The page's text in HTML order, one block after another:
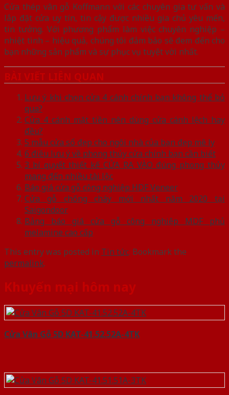
Cửa thép vân gỗ Koffmann với các chuyên gia tư vấn và
lắp đặt cửa uy tín, tin cậy được nhiều gia chủ yêu mến,
tin tưởng. Với phương phẩm làm việc chuyên nghiệp –
nhiệt tình – hiệu quả, chúng tôi đảm bảo sẽ đem đến cho
bạn những sản phẩm và sự phục vụ tuyệt vời nhất.
BÀI VIẾT LIÊN QUAN
Lưu ý khi chọn cửa 4 cánh chính bạn không thể bỏ
qua?
Cửa 4 cánh mặt tiền nên dùng cửa cánh lệch hay
đều?
5 mẫu cửa sổ đẹp cho ngôi nhà của bạn đẹp mê ly
6 điều lưu ý về phong thủy cửa chính bạn cần biết
3 bí quyết thiết kế CỬA RA VÀO đúng phong thủy
mang đến nhiều tài lộc
Báo giá cửa gỗ công nghiệp HDF Veneer
Cửa gỗ chống cháy mới nhất năm 2020 tại
Saigondoor
Bảng báo giá cửa gỗ công nghiệp MDF phủ
melamine cao cấp
This entry was posted in Tin tức. Bookmark the
permalink.
Khuyến mại hôm nay
Cửa Vân Gỗ 5D KAT-41.52.52A-4TK